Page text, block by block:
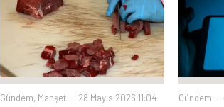
Gündem, Manşet 28 Mayıs 2026 11:04 Gündem